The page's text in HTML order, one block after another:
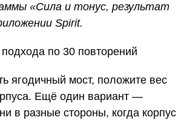
«Сила и тонус, результат
Spirit.
подхода по 30 повторений
ягодичный мост, положите вес
Ещё один вариант —
в разные стороны, когда корпус